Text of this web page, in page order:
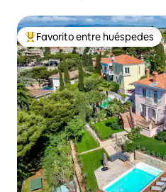
De los mejores en Favorito
Favorito entre huéspedes